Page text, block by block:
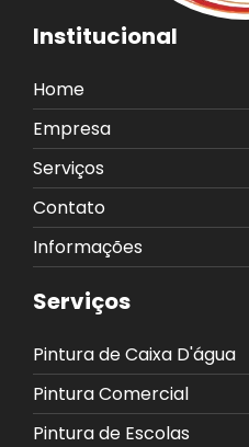
Institucional
Home
Empresa
Serviços
Contato
Informações
Serviços
Pintura de Caixa D'água
Pintura Comercial
Pintura de Escolas